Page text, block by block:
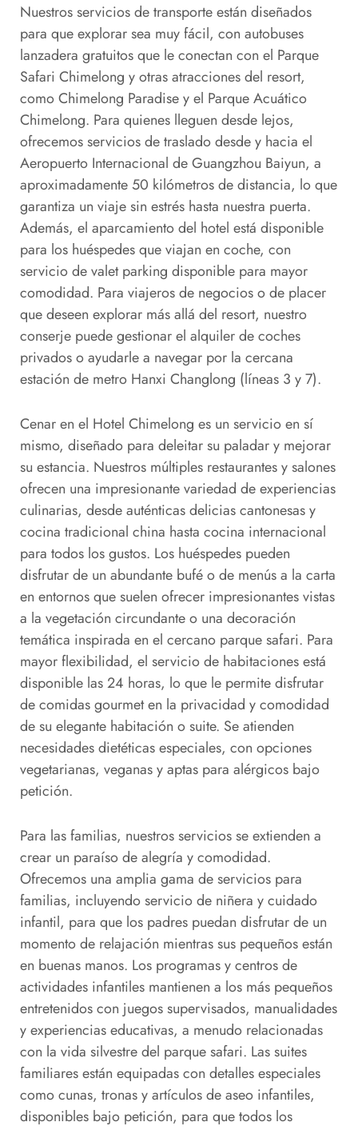
Nuestros servicios de transporte están diseñados
para que explorar sea muy fácil, con autobuses
lanzadera gratuitos que le conectan con el Parque
Safari Chimelong y otras atracciones del resort,
como Chimelong Paradise y el Parque Acuático
Chimelong. Para quienes lleguen desde lejos,
ofrecemos servicios de traslado desde y hacia el
Aeropuerto Internacional de Guangzhou Baiyun, a
aproximadamente 50 kilómetros de distancia, lo que
garantiza un viaje sin estrés hasta nuestra puerta.
Además, el aparcamiento del hotel está disponible
para los huéspedes que viajan en coche, con
servicio de valet parking disponible para mayor
comodidad. Para viajeros de negocios o de placer
que deseen explorar más allá del resort, nuestro
conserje puede gestionar el alquiler de coches
privados o ayudarle a navegar por la cercana
estación de metro Hanxi Changlong (líneas 3 y 7).
Cenar en el Hotel Chimelong es un servicio en sí
mismo, diseñado para deleitar su paladar y mejorar
su estancia. Nuestros múltiples restaurantes y salones
ofrecen una impresionante variedad de experiencias
culinarias, desde auténticas delicias cantonesas y
cocina tradicional china hasta cocina internacional
para todos los gustos. Los huéspedes pueden
disfrutar de un abundante bufé o de menús a la carta
en entornos que suelen ofrecer impresionantes vistas
a la vegetación circundante o una decoración
temática inspirada en el cercano parque safari. Para
mayor flexibilidad, el servicio de habitaciones está
disponible las 24 horas, lo que le permite disfrutar
de comidas gourmet en la privacidad y comodidad
de su elegante habitación o suite. Se atienden
necesidades dietéticas especiales, con opciones
vegetarianas, veganas y aptas para alérgicos bajo
petición.
Para las familias, nuestros servicios se extienden a
crear un paraíso de alegría y comodidad.
Ofrecemos una amplia gama de servicios para
familias, incluyendo servicio de niñera y cuidado
infantil, para que los padres puedan disfrutar de un
momento de relajación mientras sus pequeños están
en buenas manos. Los programas y centros de
actividades infantiles mantienen a los más pequeños
entretenidos con juegos supervisados, manualidades
y experiencias educativas, a menudo relacionadas
con la vida silvestre del parque safari. Las suites
familiares están equipadas con detalles especiales
como cunas, tronas y artículos de aseo infantiles,
disponibles bajo petición, para que todos los